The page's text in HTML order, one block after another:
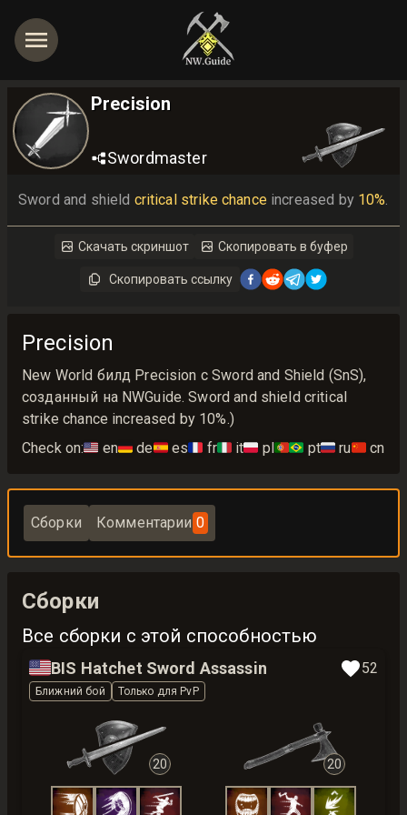
Precision
Swordmaster
Sword and shield critical strike chance increased by 10%.
Скачать скриншот Скопировать в буфер
Скопировать ссылку
Precision
New World билд Precision с Sword and Shield (SnS),
созданный на NWGuide. Sword and shield critical
strike chance increased by 10%.)
Check on:🇺🇸 en🇩🇪 de🇪🇸 es🇫🇷 fr🇮🇹 it🇵🇱 pl🇵🇹🇧🇷 pt🇷🇺 ru🇨🇳 cn
Сборки Комментарии 0
Сборки
Все сборки с этой способностью
🇺🇸BIS Hatchet Sword Assassin 52
Ближний бой Только для PvP
20 20